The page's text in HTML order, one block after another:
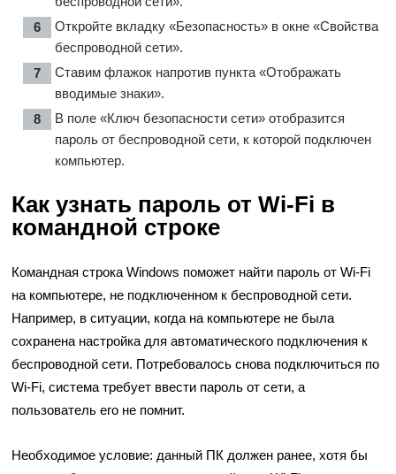
Откройте вкладку «Безопасность» в окне «Свойства
беспроводной сети».
Ставим флажок напротив пункта «Отображать
вводимые знаки».
В поле «Ключ безопасности сети» отобразится
пароль от беспроводной сети, к которой подключен
компьютер.
Как узнать пароль от Wi-Fi в
командной строке
Командная строка Windows поможет найти пароль от Wi-Fi
на компьютере, не подключенном к беспроводной сети.
Например, в ситуации, когда на компьютере не была
сохранена настройка для автоматического подключения к
беспроводной сети. Потребовалось снова подключиться по
Wi-Fi, система требует ввести пароль от сети, а
пользователь его не помнит.
Необходимое условие: данный ПК должен ранее, хотя бы